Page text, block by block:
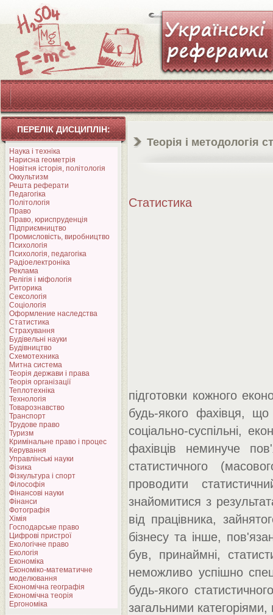
ПЕРЕЛІК ДИСЦИПЛІН:
Наука і техніка
Нарисна геометрія
Новітня історія, політологія
Оккультизм
Решта реферати
Педагогіка
Політологія
Право
Право, юриспруденція
Підприємництво
Промисловість, виробництво
Психологія
Психологія, педагогіка
Радіоелектроніка
Реклама
Релігія і міфологія
Риторика
Сексологія
Соціологія
Оформление наследства
Статистика
Страхування
Будівельні науки
Будівництво
Схемотехника
Митна система
Теорія держави і права
Теорія організації
Теплотехніка
Технологія
Товарознавство
Транспорт
Трудове право
Туризм
Кримінальне право і процес
Керування
Управлінські науки
Фізика
Фізкультура і спорт
Філософія
Фінансові науки
Фінанси
Фотографія
Хімія
Господарське право
Цифрові пристрої
Екологічне право
Екологія
Економіка
Економіко-математичне
моделювання
Економічна географія
Економічна теорія
Ергономіка
Теорія і методологія
Статистика
підготовки кожного
будь-якого фахівця,
соціально-суспільні,
фахівців неминуче
статистичного
проводити
знайомитися з
від працівника,
бізнесу та інше,
був, принаймні,
неможливо успішно
будь-якого
загальними категоріями,